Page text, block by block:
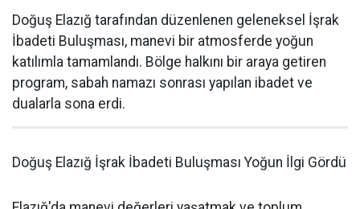
Doğuş Elazığ tarafından düzenlenen geleneksel İşrak
İbadeti Buluşması, manevi bir atmosferde yoğun
katılımla tamamlandı. Bölge halkını bir araya getiren
program, sabah namazı sonrası yapılan ibadet ve
dualarla sona erdi.
Doğuş Elazığ İşrak İbadeti Buluşması Yoğun İlgi Gördü